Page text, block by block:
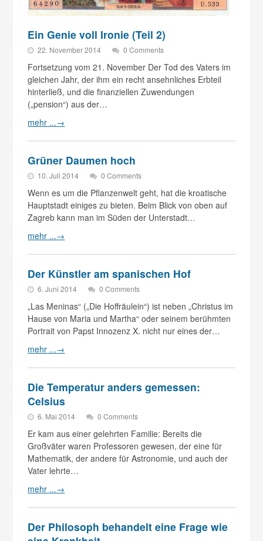
Ein Genie voll Ironie (Teil 2)
22. November 2014 0 Comments
Fortsetzung vom 21. November Der Tod des Vaters im
gleichen Jahr, der ihm ein recht ansehnliches Erbteil
hinterließ, und die finanziellen Zuwendungen
(„pension“) aus der…
mehr ...→
Grüner Daumen hoch
10. Juli 2014 0 Comments
Wenn es um die Pflanzenwelt geht, hat die kroatische
Hauptstadt einiges zu bieten. Beim Blick von oben auf
Zagreb kann man im Süden der Unterstadt…
mehr ...→
Der Künstler am spanischen Hof
6. Juni 2014 0 Comments
„Las Meninas“ („Die Hoffräulein“) ist neben „Christus im
Hause von Maria und Martha“ oder seinem berühmten
Portrait von Papst Innozenz X. nicht nur eines der…
mehr ...→
Die Temperatur anders gemessen:
Celsius
6. Mai 2014 0 Comments
Er kam aus einer gelehrten Familie: Bereits die
Großväter waren Professoren gewesen, der eine für
Mathematik, der andere für Astronomie, und auch der
Vater lehrte…
mehr ...→
Der Philosoph behandelt eine Frage wie